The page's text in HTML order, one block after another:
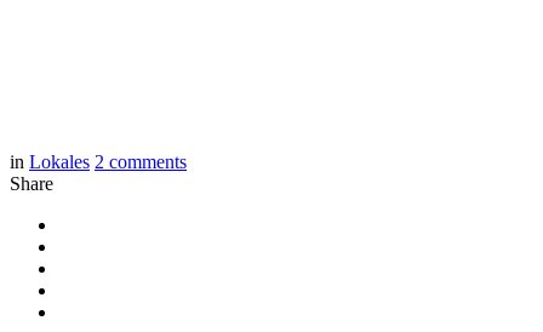
in Lokales 2 comments
Share